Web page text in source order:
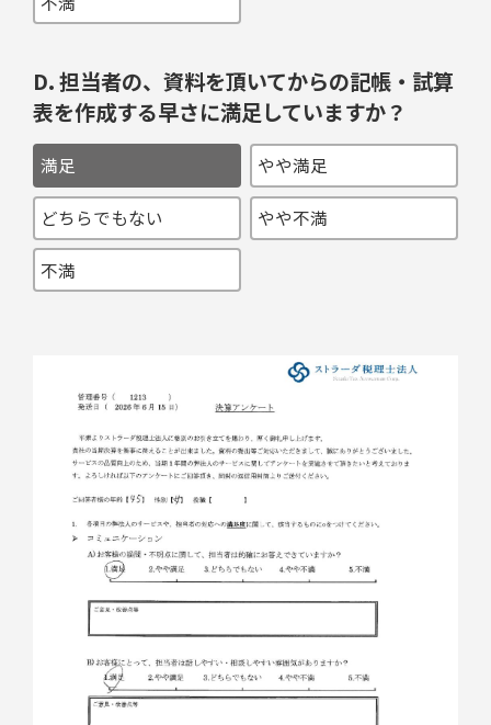
D. 担当者の、資料を頂いてからの記帳・試算
表を作成する早さに満足していますか？
満足 やや満足
どちらでもない やや不満
不満